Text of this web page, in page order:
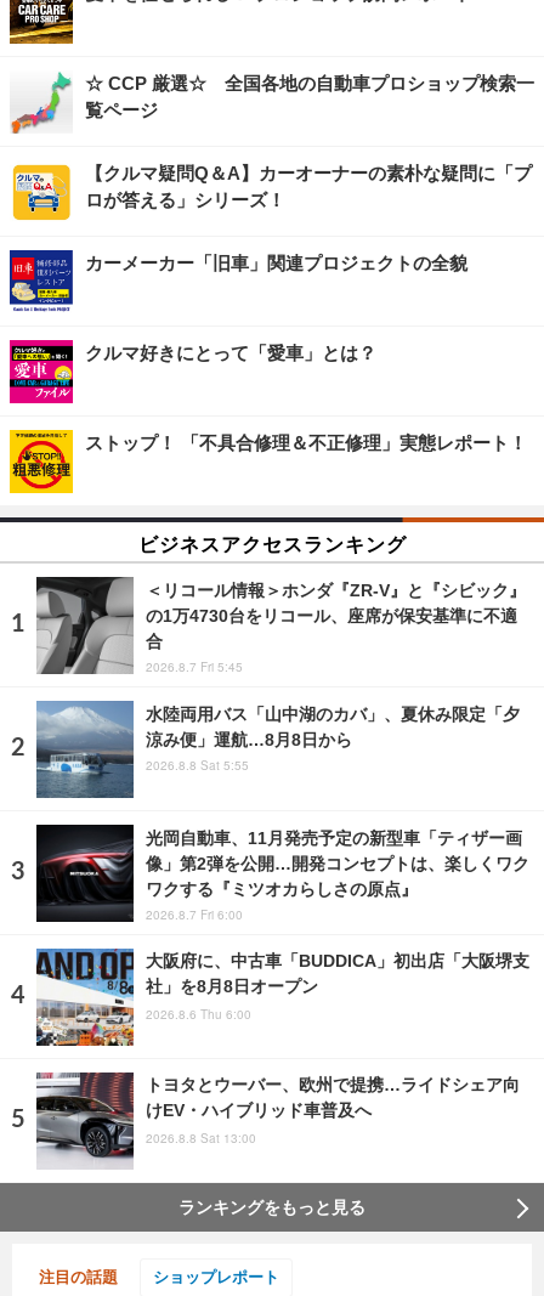
☆ CCP 厳選☆ 全国各地の自動車プロショップ検索一
覧ページ
【クルマ疑問Q＆A】カーオーナーの素朴な疑問に「プ
ロが答える」シリーズ！
カーメーカー「旧車」関連プロジェクトの全貌
クルマ好きにとって「愛車」とは？
ストップ！ 「不具合修理＆不正修理」実態レポート！
ビジネスアクセスランキング
＜リコール情報＞ホンダ『ZR-V』と『シビック』
の1万4730台をリコール、座席が保安基準に不適
合
2026.8.7 Fri 5:45
水陸両用バス「山中湖のカバ」、夏休み限定「夕
涼み便」運航…8月8日から
2026.8.8 Sat 5:55
光岡自動車、11月発売予定の新型車「ティザー画
像」第2弾を公開…開発コンセプトは、楽しくワク
ワクする『ミツオカらしさの原点』
2026.8.7 Fri 6:00
大阪府に、中古車「BUDDICA」初出店「大阪堺支
社」を8月8日オープン
2026.8.6 Thu 6:00
トヨタとウーバー、欧州で提携…ライドシェア向
けEV・ハイブリッド車普及へ
2026.8.8 Sat 13:00
ランキングをもっと見る
注目の話題 ショップレポート